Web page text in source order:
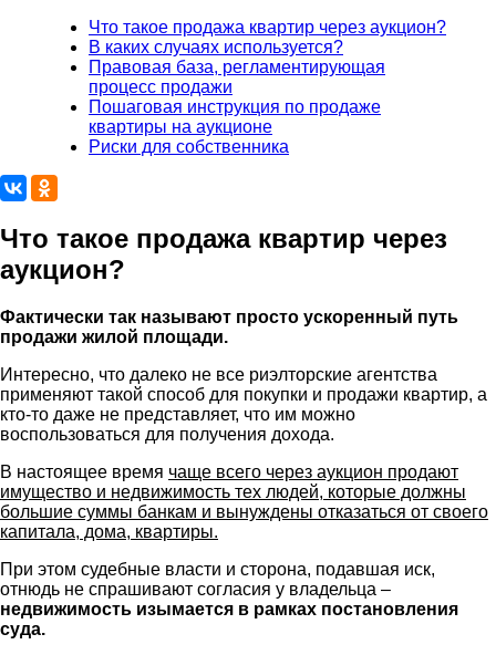
Что такое продажа квартир через аукцион?
В каких случаях используется?
Правовая база, регламентирующая
процесс продажи
Пошаговая инструкция по продаже
квартиры на аукционе
Риски для собственника
Что такое продажа квартир через
аукцион?
Фактически так называют просто ускоренный путь
продажи жилой площади.
Интересно, что далеко не все риэлторские агентства
применяют такой способ для покупки и продажи квартир, а
кто-то даже не представляет, что им можно
воспользоваться для получения дохода.
В настоящее время чаще всего через аукцион продают
имущество и недвижимость тех людей, которые должны
большие суммы банкам и вынуждены отказаться от своего
капитала, дома, квартиры.
При этом судебные власти и сторона, подавшая иск,
отнюдь не спрашивают согласия у владельца –
недвижимость изымается в рамках постановления
суда.